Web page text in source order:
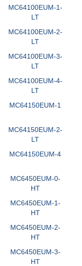
MC64100EUM-1-
LT
MC64100EUM-2-
LT
MC64100EUM-3-
LT
MC64100EUM-4-
LT
MC64150EUM-1
MC64150EUM-2-
LT
MC64150EUM-4
MC6450EUM-0-
HT
MC6450EUM-1-
HT
MC6450EUM-2-
HT
MC6450EUM-3-
HT